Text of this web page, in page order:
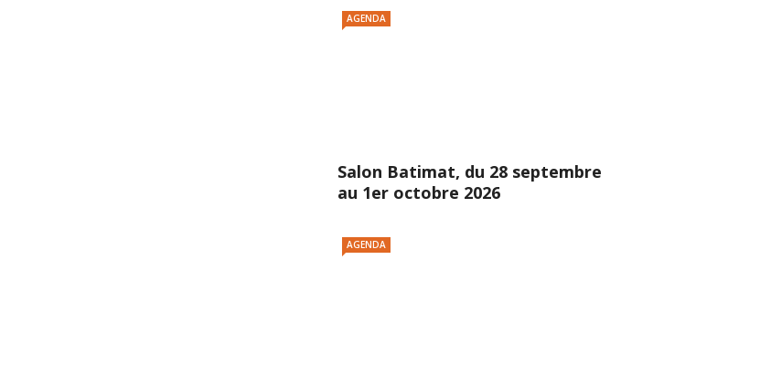
AGENDA
Salon Batimat, du 28 septembre
au 1er octobre 2026
AGENDA